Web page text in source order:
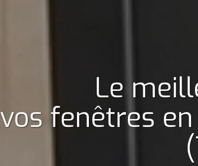
Le
vos fenêtres